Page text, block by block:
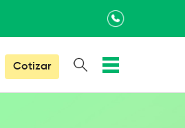
Cotizar